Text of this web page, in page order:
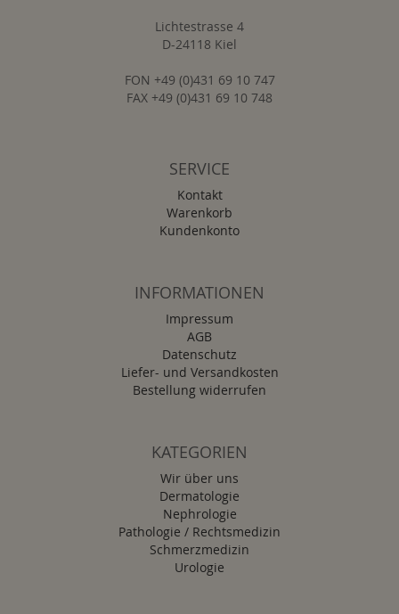
Lichtestrasse 4
D-24118 Kiel
FON +49 (0)431 69 10 747
FAX +49 (0)431 69 10 748
SERVICE
Kontakt
Warenkorb
Kundenkonto
INFORMATIONEN
Impressum
AGB
Datenschutz
Liefer- und Versandkosten
Bestellung widerrufen
KATEGORIEN
Wir über uns
Dermatologie
Nephrologie
Pathologie / Rechtsmedizin
Schmerzmedizin
Urologie